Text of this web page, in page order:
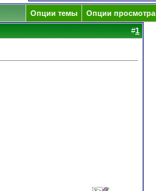
Опции темы Опции просмотра
#1